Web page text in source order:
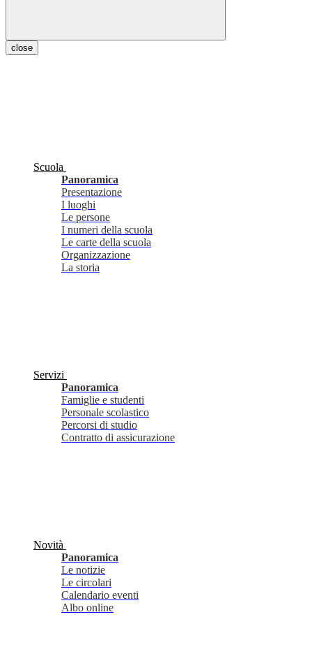
close
Scuola
Panoramica
Presentazione
I luoghi
Le persone
I numeri della scuola
Le carte della scuola
Organizzazione
La storia
Servizi
Panoramica
Famiglie e studenti
Personale scolastico
Percorsi di studio
Contratto di assicurazione
Novità
Panoramica
Le notizie
Le circolari
Calendario eventi
Albo online